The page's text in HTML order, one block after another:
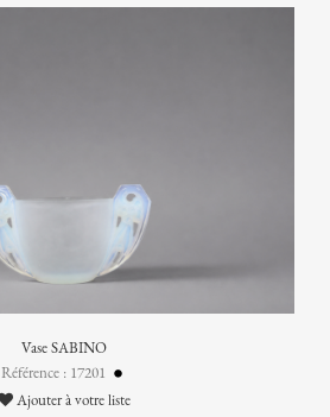
Vase SABINO
Référence : 17201
Ajouter à votre liste